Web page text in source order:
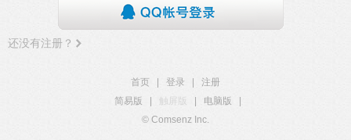
还没有注册？
首页 登录
注册
简易版
触屏版 电脑版
© Comsenz Inc.